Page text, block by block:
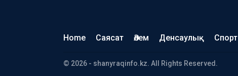
Home Саясат Әлем Денсаулық Спорт
© 2026 - shanyraqinfo.kz. All Rights Reserved.